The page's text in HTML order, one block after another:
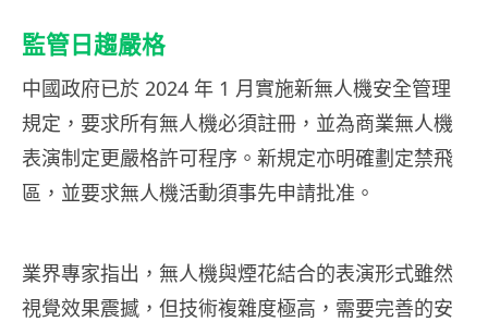
監管日趨嚴格
中國政府已於 2024 年 1 月實施新無人機安全管理
規定，要求所有無人機必須註冊，並為商業無人機
表演制定更嚴格許可程序。新規定亦明確劃定禁飛
區，並要求無人機活動須事先申請批准。
業界專家指出，無人機與煙花結合的表演形式雖然
視覺效果震撼，但技術複雜度極高，需要完善的安